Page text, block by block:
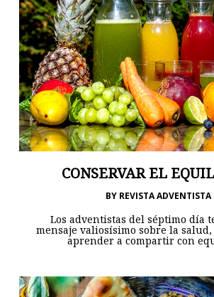
CONSERVAR EL
BY REVISTA ADVENTISTA
Los adventistas del séptimo día
mensaje valiosísimo sobre la salud,
aprender a compartir con